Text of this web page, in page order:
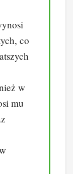
co
w
mu